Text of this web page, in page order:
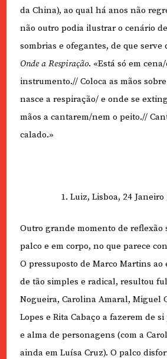
da China), ao qual há anos não
não outro podia ilustrar o cenário
sombrias e ofegantes, de que serve
Onde a Respiração. «Está só em
instrumento.// Coloca as mãos
nasce a respiração/ e onde se
mãos a cantarem/nem o peito.//
calado.»
Luiz, Lisboa, 24 Janeiro
Outro grande momento de reflexão
palco e em corpo, no que parece
O pressuposto de Marco Martins ao
de tão simples e radical, resultou
Nogueira, Carolina Amaral, Miguel
Lopes e Rita Cabaço a fazerem de
e alma de personagens (com a
ainda em Luísa Cruz). O palco